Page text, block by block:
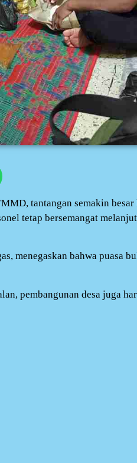
tantangan semakin besar
tetap bersemangat
menegaskan bahwa puasa
pembangunan desa juga